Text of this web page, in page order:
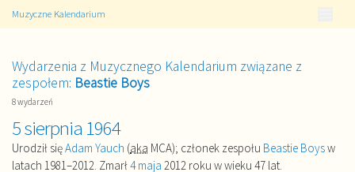
Muzyczne Kalendarium
Wydarzenia z Muzycznego Kalendarium związane z
zespołem: Beastie Boys
8 wydarzeń
5 sierpnia 1964
Urodził sięAdam Yauch (aka MCA); członek zespołu Beastie Boysw
latach 1981–2012. Zmarł4 maja 2012 roku w wieku 47 lat.